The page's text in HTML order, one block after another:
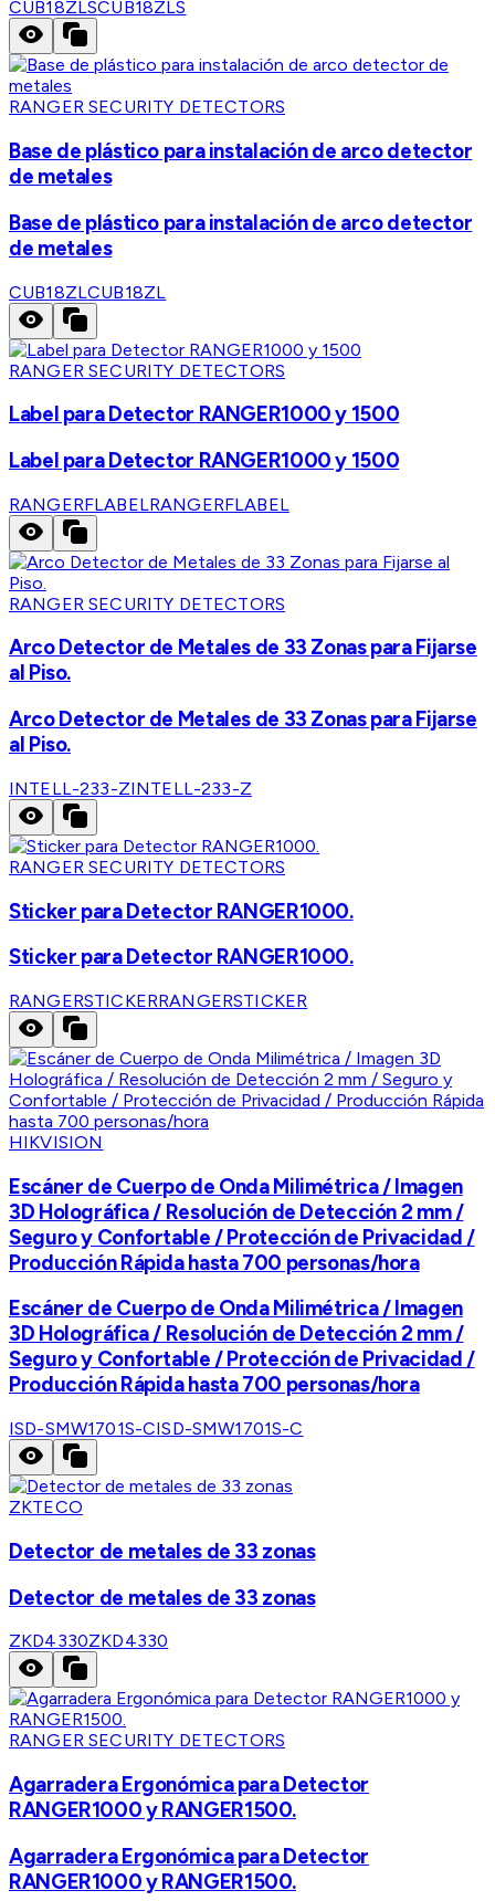
CUB18ZLSCUB18ZLS
RANGER SECURITY DETECTORS
Base de plástico para instalación de arco detector
de metales
Base de plástico para instalación de arco detector
de metales
CUB18ZLCUB18ZL
RANGER SECURITY DETECTORS
Label para Detector RANGER1000 y 1500
Label para Detector RANGER1000 y 1500
RANGERFLABELRANGERFLABEL
RANGER SECURITY DETECTORS
Arco Detector de Metales de 33 Zonas para Fijarse
al Piso.
Arco Detector de Metales de 33 Zonas para Fijarse
al Piso.
INTELL-233-ZINTELL-233-Z
RANGER SECURITY DETECTORS
Sticker para Detector RANGER1000.
Sticker para Detector RANGER1000.
RANGERSTICKERRANGERSTICKER
HIKVISION
Escáner de Cuerpo de Onda Milimétrica / Imagen
3D Holográfica / Resolución de Detección 2 mm /
Seguro y Confortable / Protección de Privacidad /
Producción Rápida hasta 700 personas/hora
Escáner de Cuerpo de Onda Milimétrica / Imagen
3D Holográfica / Resolución de Detección 2 mm /
Seguro y Confortable / Protección de Privacidad /
Producción Rápida hasta 700 personas/hora
ISD-SMW1701S-CISD-SMW1701S-C
ZKTECO
Detector de metales de 33 zonas
Detector de metales de 33 zonas
ZKD4330ZKD4330
RANGER SECURITY DETECTORS
Agarradera Ergonómica para Detector
RANGER1000 y RANGER1500.
Agarradera Ergonómica para Detector
RANGER1000 y RANGER1500.